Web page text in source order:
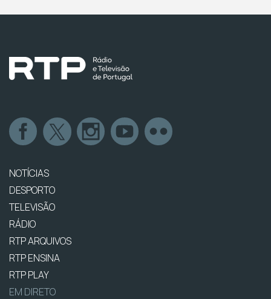
NOTÍCIAS
DESPORTO
TELEVISÃO
RÁDIO
RTP ARQUIVOS
RTP ENSINA
RTP PLAY
EM DIRETO